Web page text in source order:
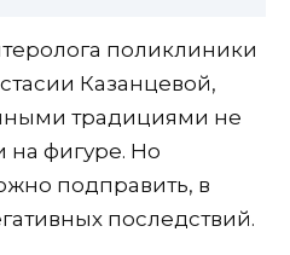
поликлиники
Казанцевой,
традициями не
на фигуре. Но
подправить, в
последствий.